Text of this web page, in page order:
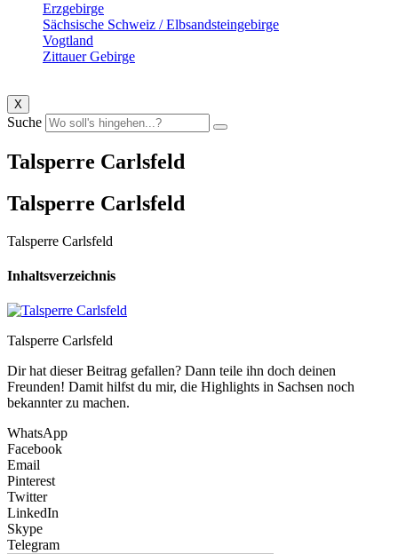
Erzgebirge
Sächsische Schweiz / Elbsandsteingebirge
Vogtland
Zittauer Gebirge
X
Suche
Talsperre Carlsfeld
Talsperre Carlsfeld
Talsperre Carlsfeld
Inhaltsverzeichnis
Talsperre Carlsfeld
Dir hat dieser Beitrag gefallen? Dann teile ihn doch deinen
Freunden! Damit hilfst du mir, die Highlights in Sachsen noch
bekannter zu machen.
WhatsApp
Facebook
Email
Pinterest
Twitter
LinkedIn
Skype
Telegram